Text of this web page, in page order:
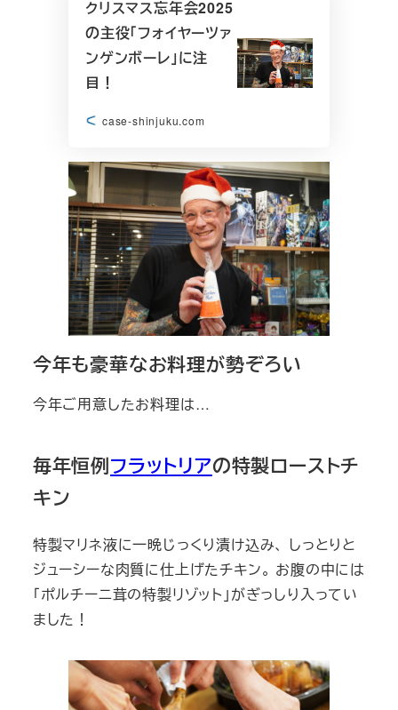
クリスマス忘年会2025
の主役「フォイヤーツァ
ンゲンボーレ」に注
目！
case-shinjuku.com
今年も豪華なお料理が勢ぞろい
今年ご用意したお料理は…
毎年恒例フラットリアの特製ローストチ
キン
特製マリネ液に一晩じっくり漬け込み、 しっとりと
ジューシーな肉質に仕上げたチキン。 お腹の中には
「ポルチーニ茸の特製リゾット」がぎっしり入ってい
ました！